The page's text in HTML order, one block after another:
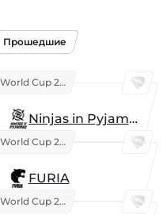
Прошедшие
Esports World Cup 2026
Ninjas in Pyjamas
Esports World Cup 2026
FURIA
Esports World Cup 2026